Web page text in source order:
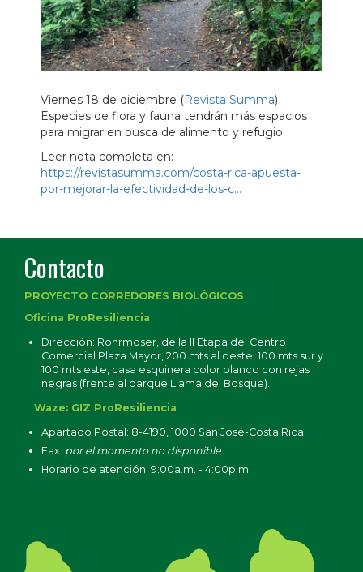
Viernes 18 de diciembre (Revista Summa)
Especies de flora y fauna tendrán más espacios
para migrar en busca de alimento y refugio.
Leer nota completa en:
https://revistasumma.com/costa-rica-apuesta-
por-mejorar-la-efectividad-de-los-c…
Contacto
PROYECTO CORREDORES BIOLÓGICOS
Oficina ProResiliencia
Dirección: Rohrmoser, de la II Etapa del Centro
Comercial Plaza Mayor, 200 mts al oeste, 100 mts sur y
100 mts este, casa esquinera color blanco con rejas
negras (frente al parque Llama del Bosque).
Waze: GIZ ProResiliencia
Apartado Postal: 8-4190, 1000 San José-Costa Rica
Fax: por el momento no disponible
Horario de atención: 9:00a.m. - 4:00p.m.